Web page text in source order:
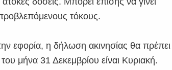
τόκους.
εφορία, η δήλωση ακινησίας θα πρέπει
μήνα 31 Δεκεμβρίου είναι Κυριακή.